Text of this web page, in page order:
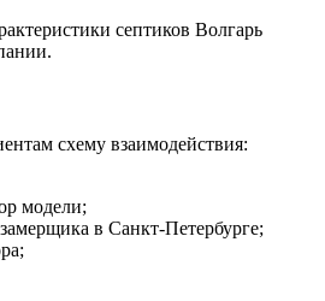
септиков Волгарь
схему взаимодействия:
модели;
в Санкт-Петербурге;